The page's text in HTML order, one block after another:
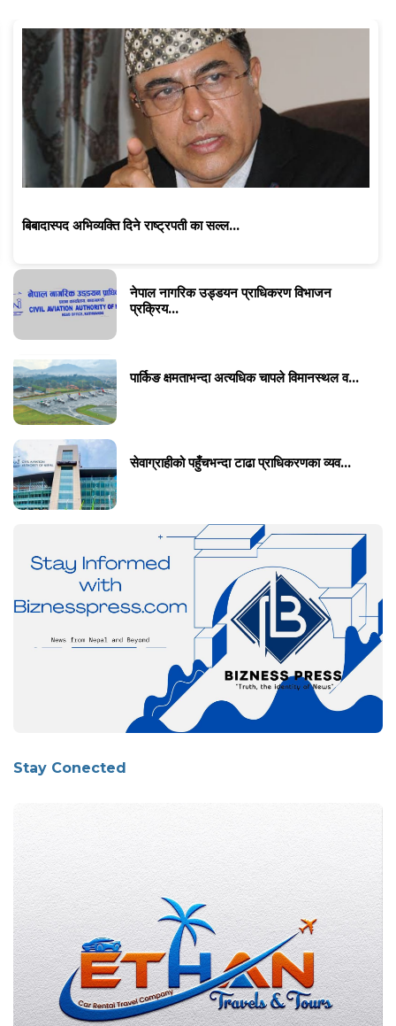
बिबादास्पद अभिव्यक्ति दिने राष्ट्रपती का सल्ल...
नेपाल नागरिक उड्डयन प्राधिकरण विभाजन
प्रक्रिय...
पार्किङ क्षमताभन्दा अत्यधिक चापले विमानस्थल व...
सेवाग्राहीको पहुँचभन्दा टाढा प्राधिकरणका व्यव...
Stay Conected